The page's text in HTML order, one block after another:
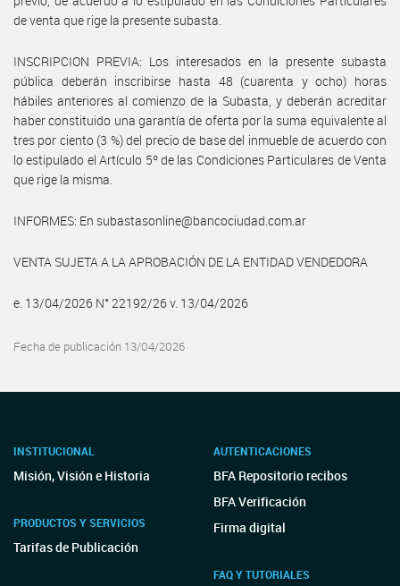
de venta que rige la presente subasta.
INSCRIPCION PREVIA: Los interesados en la presente subasta
pública deberán inscribirse hasta 48 (cuarenta y ocho) horas
hábiles anteriores al comienzo de la Subasta, y deberán acreditar
haber constituido una garantía de oferta por la suma equivalente al
tres por ciento (3 %) del precio de base del inmueble de acuerdo con
lo estipulado el Artículo 5º de las Condiciones Particulares de Venta
que rige la misma.
INFORMES: En subastasonline@bancociudad.com.ar
VENTA SUJETA A LA APROBACIÓN DE LA ENTIDAD VENDEDORA
e. 13/04/2026 N° 22192/26 v. 13/04/2026
Fecha de publicación 13/04/2026
INSTITUCIONAL
Misión, Visión e Historia
PRODUCTOS Y SERVICIOS
Tarifas de Publicación
AUTENTICACIONES
BFA Repositorio recibos
BFA Verificación
Firma digital
FAQ Y TUTORIALES